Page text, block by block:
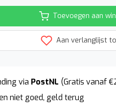
Toevoegen aan
Aan verlanglijst
via PostNL (Gratis vanaf
niet goed, geld terug